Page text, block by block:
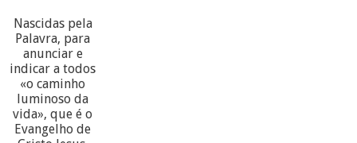
Nascidas pela
Palavra, para
anunciar e
indicar a todos
«o caminho
luminoso da
vida», que é o
Evangelho de